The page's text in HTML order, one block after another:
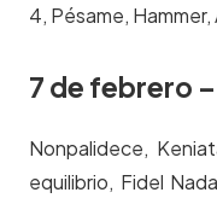
4, Pésame,
7 de febrero
Nonpalidece,
equilibrio, Fidel